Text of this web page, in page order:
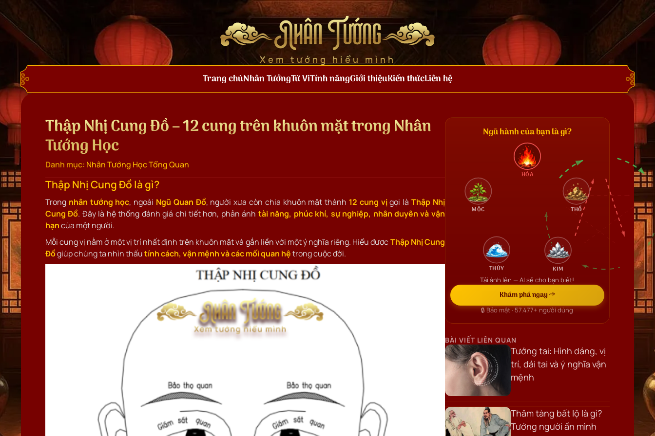
Nhân Tướng
Xem tướng hiểu mình
Trang chủNhân TướngTử ViTính năngGiới thiệuKiến thứcLiên hệ
Thập Nhị Cung Đồ – 12 cung trên khuôn mặt trong Nhân
Tướng Học
Danh mục: Nhân Tướng Học Tổng Quan
Thập Nhị Cung Đồ là gì?
Trong nhân tướng học, ngoài Ngũ Quan Đồ, người xưa còn chia khuôn mặt thành 12 cung vịgọi làThập Nhị
Cung Đồ. Đây là hệ thống đánh giá chi tiết hơn, phản ánh tài năng, phúc khí, sự nghiệp, nhân duyên và vận
hạncủa một người.
Mỗi cung vị nằm ở một vị trí nhất định trên khuôn mặt và gắn liền với một ý nghĩa riêng. Hiểu đượcThập Nhị Cung
Đồgiúp chúng ta nhìn thấutính cách, vận mệnh và các mối quan hệtrong cuộc đời.
Ngũ hành của bạn là gì?
HỎA
THỔ
KIM
THỦY
MỘC
Tải ảnh lên — AI sẽ cho bạn biết!
Khám phá ngay →
🔒 Bảo mật ·57.477+người dùng
BÀI VIẾT LIÊN QUAN
Tướng tai: Hình dáng, vị
trí, dái tai và ý nghĩa vận
mệnh
Thâm tàng bất lộ là gì?
Tướng người ẩn mình